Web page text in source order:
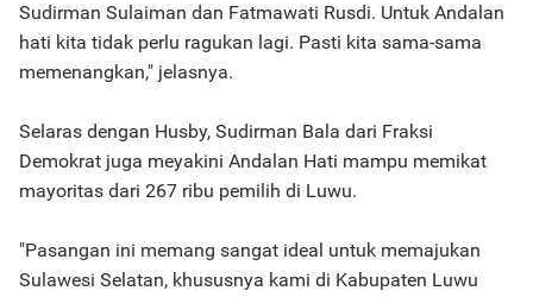
Sudirman Sulaiman dan Fatmawati Rusdi. Untuk Andalan
hati kita tidak perlu ragukan lagi. Pasti kita sama-sama
memenangkan," jelasnya.
Selaras dengan Husby, Sudirman Bala dari Fraksi
Demokrat juga meyakini Andalan Hati mampu memikat
mayoritas dari 267 ribu pemilih di Luwu.
"Pasangan ini memang sangat ideal untuk memajukan
Sulawesi Selatan, khususnya kami di Kabupaten Luwu